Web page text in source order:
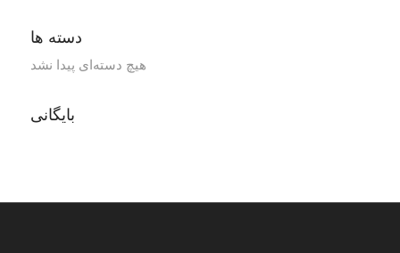
دسته ها
هیچ دسته‌ای پیدا نشد
بایگانی